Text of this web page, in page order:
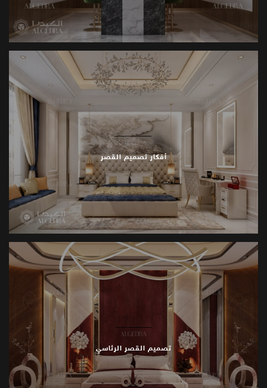
أفكار تصميم القصر
تصميم القصر الرئاسي